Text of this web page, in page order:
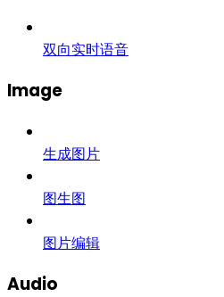
双向实时语音
Image
生成图片
图生图
图片编辑
Audio